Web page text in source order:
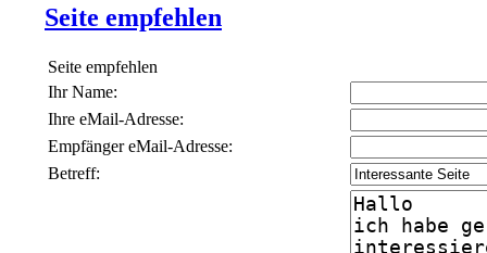
Seite empfehlen
Seite empfehlen
Ihr Name:
Ihre eMail-Adresse:
Empfänger eMail-Adresse:
Betreff: